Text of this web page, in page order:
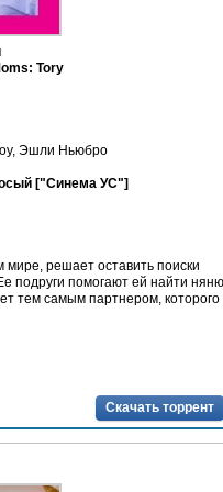
Tory
Эшли Ньюбро
["Синема УС"]
мире, решает оставить поиски
подруги помогают ей найти няню
тем самым партнером, которого
Скачать торрент